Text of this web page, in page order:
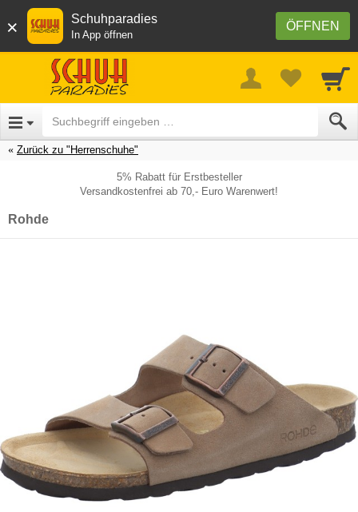
× ÖFFNEN
Schuhparadies
In App öffnen
Zurück zu "Herrenschuhe"
5% Rabatt für Erstbesteller
Versandkostenfrei ab 70,- Euro Warenwert!
Rohde